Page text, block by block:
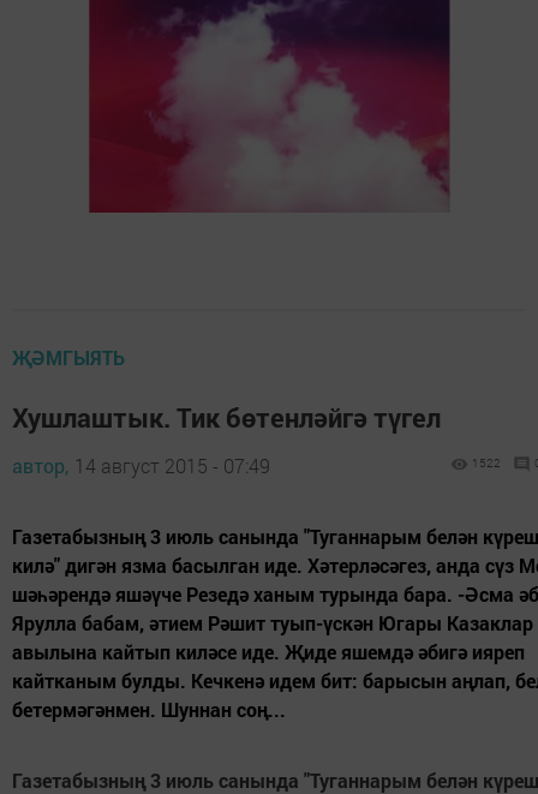
ҖӘМГЫЯТЬ
Хушлаштык. Тик бөтенләйгә түгел
автор, 14 август 2015 - 07:49 1522
Газетабызның 3 июль санында "Туганнарым белән
килә" дигән язма басылган иде. Хәтерләсәгез, анда сүз
шәһәрендә яшәүче Резедә ханым турында бара. -Әсма
Ярулла бабам, әтием Рәшит туып-үскән Югары Казаклар
авылына кайтып киләсе иде. Җиде яшемдә әбигә ияреп
кайтканым булды. Кечкенә идем бит: барысын аңлап,
бетермәгәнмен. Шуннан соң...
Газетабызның 3 июль санында "Туганнарым белән